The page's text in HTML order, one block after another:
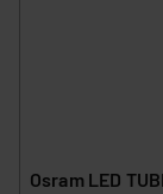
Osram LED